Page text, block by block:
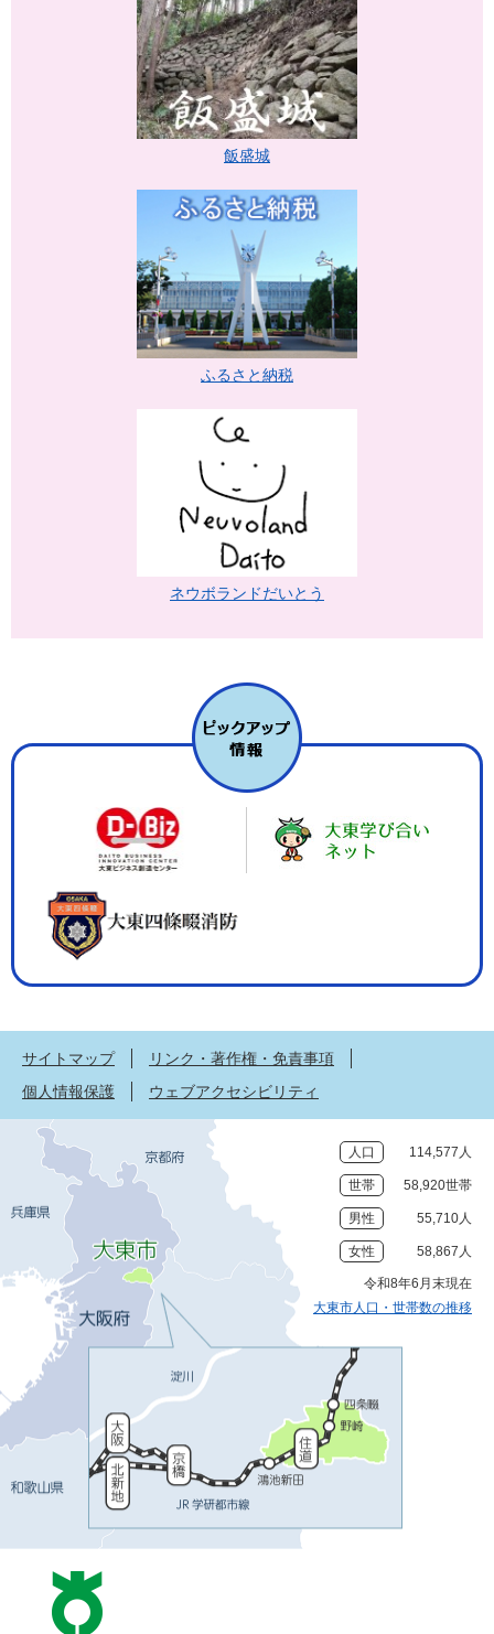
飯盛城
ふるさと納税
ネウボランドだいとう
サイトマップ
リンク・著作権・免責事項
個人情報保護
ウェブアクセシビリティ
人口 114,577人
世帯 58,920世帯
男性 55,710人
女性 58,867人
令和8年6月末現在
大東市人口・世帯数の推移